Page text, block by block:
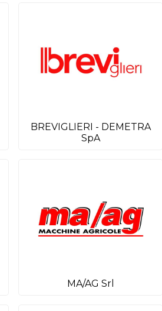
BREVIGLIERI - DEMETRA
SpA
MA/AG Srl